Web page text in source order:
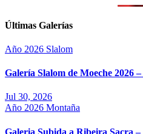
Últimas Galerías
Año 2026 Slalom
Galería Slalom de Moeche 2026
Jul 30, 2026
Año 2026 Montaña
Galeria Subida a Ribeira Sacra –